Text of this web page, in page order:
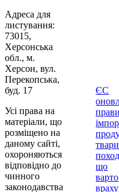
Адреса для
листування:
73015,
Херсонська
обл., м.
Херсон, вул.
Перекопська,
буд. 17
Усі права на
матеріали, що
розміщено на
даному сайті,
охороняються
відповідно до
чинного
законодавства
ЄС
що
варто